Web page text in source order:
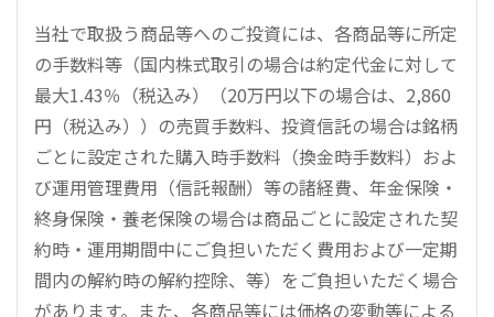
当社で取扱う商品等へのご投資には、各商品等に所定
の手数料等（国内株式取引の場合は約定代金に対して
最大1.43％（税込み）（20万円以下の場合は、2,860
円（税込み））の売買手数料、投資信託の場合は銘柄
ごとに設定された購入時手数料（換金時手数料）およ
び運用管理費用（信託報酬）等の諸経費、年金保険・
終身保険・養老保険の場合は商品ごとに設定された契
約時・運用期間中にご負担いただく費用および一定期
間内の解約時の解約控除、等）をご負担いただく場合
があります。また、各商品等には価格の変動等による